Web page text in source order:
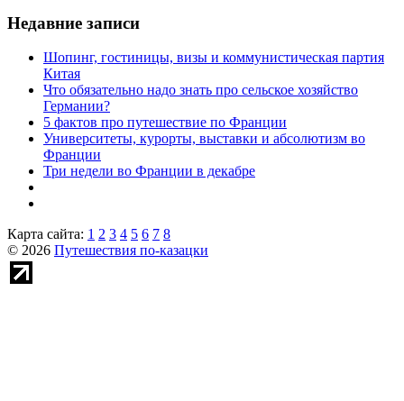
Недавние записи
Шопинг, гостиницы, визы и коммунистическая партия
Китая
Что обязательно надо знать про сельское хозяйство
Германии?
5 фактов про путешествие по Франции
Университеты, курорты, выставки и абсолютизм во
Франции
Три недели во Франции в декабре
Карта сайта: 1 2 3 4 5 6 7 8
© 2026 Путешествия по-казацки